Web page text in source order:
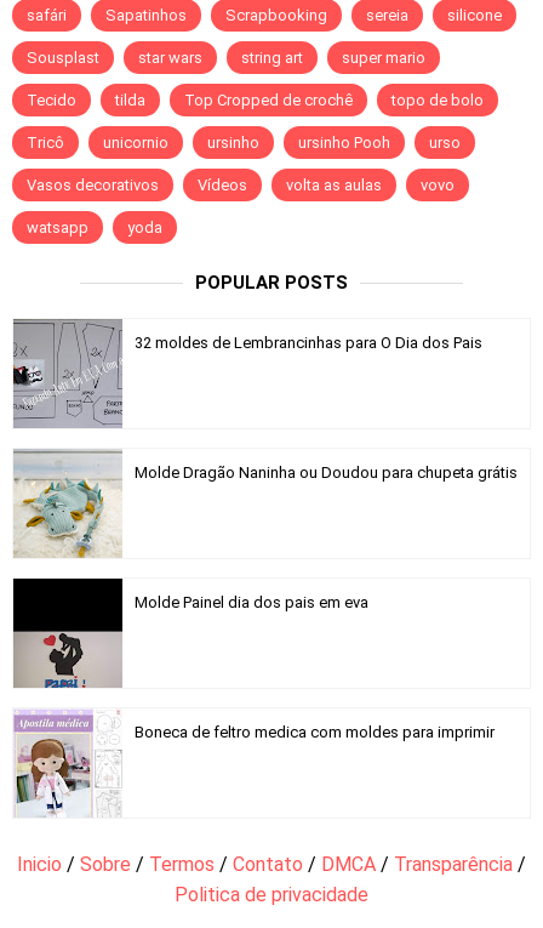
safári Sapatinhos Scrapbooking sereia silicone
Sousplast star wars string art super mario
Tecido tilda Top Cropped de crochê topo de bolo
Tricô unicornio ursinho ursinho Pooh urso
Vasos decorativos Vídeos volta as aulas vovo
watsapp yoda
POPULAR POSTS
32 moldes de Lembrancinhas para O Dia dos Pais
Molde Dragão Naninha ou Doudou para chupeta grátis
Molde Painel dia dos pais em eva
Boneca de feltro medica com moldes para imprimir
Inicio / Sobre / Termos / Contato / DMCA / Transparência /
Politica de privacidade